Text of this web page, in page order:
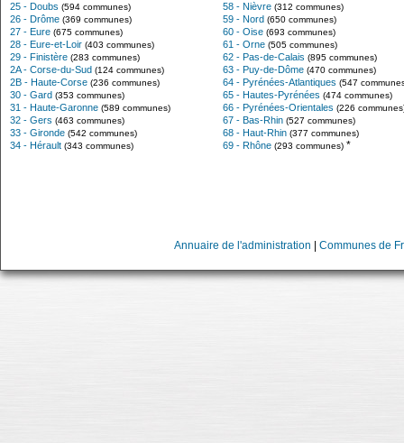
25 - Doubs (594 communes)
26 - Drôme (369 communes)
27 - Eure (675 communes)
28 - Eure-et-Loir (403 communes)
29 - Finistère (283 communes)
2A - Corse-du-Sud (124 communes)
2B - Haute-Corse (236 communes)
30 - Gard (353 communes)
31 - Haute-Garonne (589 communes)
32 - Gers (463 communes)
33 - Gironde (542 communes)
34 - Hérault (343 communes)
58 - Nièvre (312 communes)
59 - Nord (650 communes)
60 - Oise (693 communes)
61 - Orne (505 communes)
62 - Pas-de-Calais (895 communes)
63 - Puy-de-Dôme (470 communes)
64 - Pyrénées-Atlantiques (547
65 - Hautes-Pyrénées (474 communes)
66 - Pyrénées-Orientales (226
67 - Bas-Rhin (527 communes)
68 - Haut-Rhin (377 communes)
69 - Rhône (293 communes) *
Annuaire de l'administration Communes de